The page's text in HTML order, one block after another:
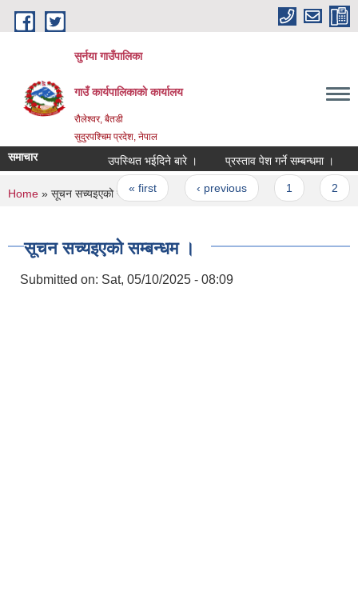
Skip to main content
सुर्नया गाउँपालिका
गाउँ कार्यपालिकाकाे कार्यालय
रौलेश्वर, बैतडी
सुदुरपश्चिम प्रदेश, नेपाल
समाचार उपस्थित भईदिने बारे । प्रस्ताव पेश गर्ने सम्बन्धमा ।
Pages
« first ‹ previous 1 2
You are here
Home » सूचन सच्यइएको सम्बन्धम ।
सूचन सच्यइएको सम्बन्धम ।
Submitted on: Sat, 05/10/2025 - 08:09